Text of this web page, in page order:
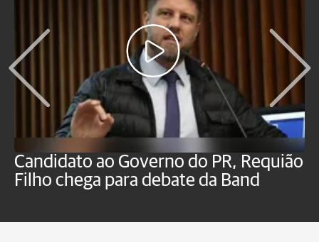
Candidato ao Governo do PR, Requião
Filho chega para debate da Band